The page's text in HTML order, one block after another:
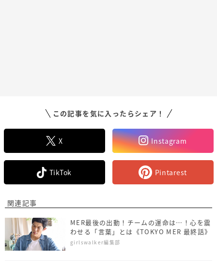
この記事を気に入ったらシェア！
X Instagram
TikTok Pintarest
関連記事
MER最後の出動！チームの運命は…！心を震
わせる「言葉」とは《TOKYO MER 最終話》
girlswalker編集部